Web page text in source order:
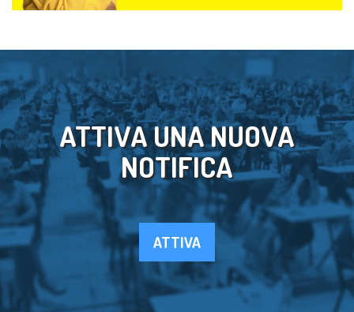
ATTIVA UNA NUOVA
NOTIFICA
ATTIVA